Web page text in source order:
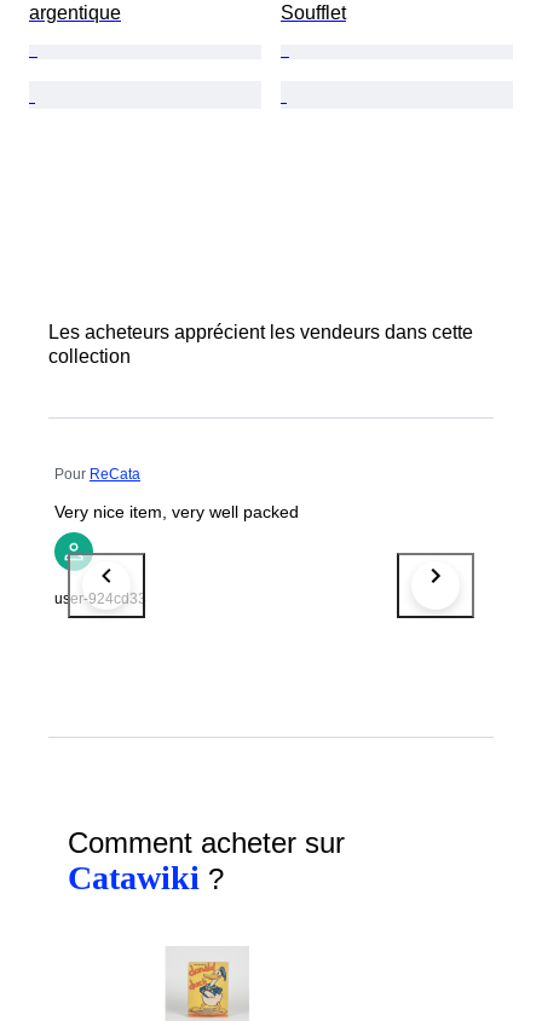
argentique
Soufflet
Les acheteurs apprécient les vendeurs dans cette
collection
Pour ReCata
Very nice item, very well packed
user-924cd33
Comment acheter sur
Catawiki ?